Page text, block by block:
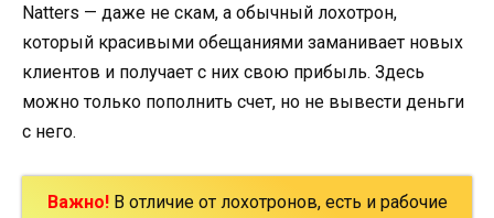
Natters — даже не скам, а обычный лохотрон,
который красивыми обещаниями заманивает новых
клиентов и получает с них свою прибыль. Здесь
можно только пополнить счет, но не вывести деньги
с него.
Важно!В отличие от лохотронов, есть и рабочие